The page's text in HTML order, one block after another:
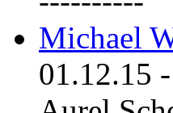
Michael
01.12.15 -